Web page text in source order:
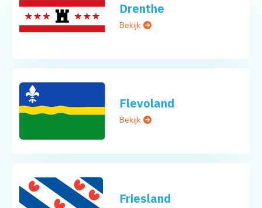
Drenthe
Bekijk
Flevoland
Bekijk
Friesland